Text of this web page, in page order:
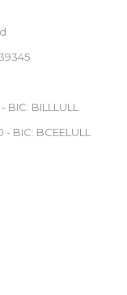
BIC: BILLLULL
- BIC: BCEELULL